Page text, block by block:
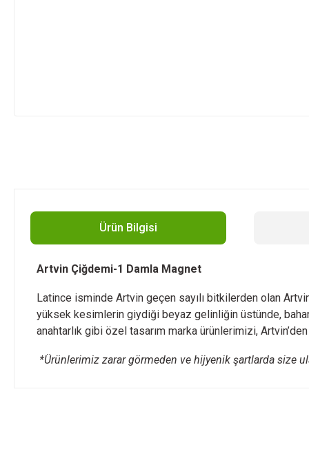
Ürün Bilgisi
Artvin Çiğdemi-1 Damla Magnet
Latince isminde Artvin geçen sayılı bitkilerden olan
yüksek kesimlerin giydiği beyaz gelinliğin üstünde,
anahtarlık gibi özel tasarım marka ürünlerimizi,
*Ürünlerimiz zarar görmeden ve hijyenik şartlarda size